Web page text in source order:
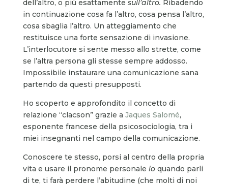
dell’altro, o più esattamente sull’altro. Ribadendo
in continuazione cosa fa l’altro, cosa pensa l’altro,
cosa sbaglia l’altro. Un atteggiamento che
restituisce una forte sensazione di invasione.
L’interlocutore si sente messo allo strette, come
se l’altra persona gli stesse sempre addosso.
Impossibile instaurare una comunicazione sana
partendo da questi presupposti.
Ho scoperto e approfondito il concetto di
relazione “clacson” grazie a Jaques Salomé,
esponente francese della psicosociologia, tra i
miei insegnanti nel campo della comunicazione.
Conoscere te stesso, porsi al centro della propria
vita e usare il pronome personale io quando parli
di te, ti farà perdere l’abitudine (che molti di noi